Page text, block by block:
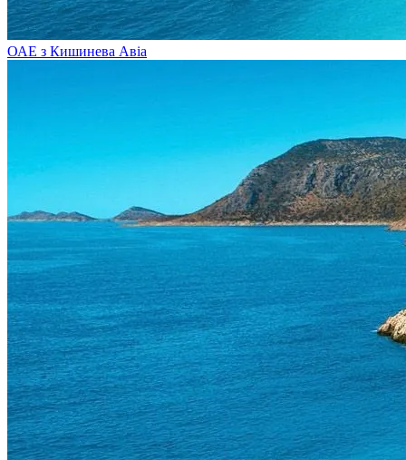
ОАЕ з Кишинева Авіа